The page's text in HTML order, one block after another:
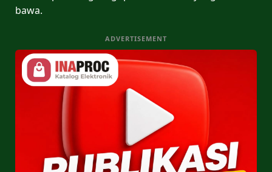
bawa.
ADVERTISEMENT